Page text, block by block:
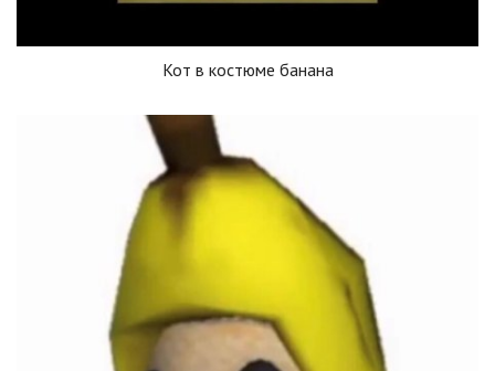
Кот в костюме банана